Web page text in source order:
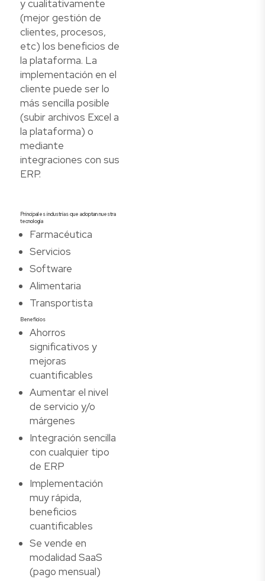
y cualitativamente
(mejor gestión de
clientes, procesos,
etc) los beneficios de
la plataforma. La
implementación en el
cliente puede ser lo
más sencilla posible
(subir archivos Excel a
la plataforma) o
mediante
integraciones con sus
ERP.
Principales industrias que adoptan nuestra
tecnología
Farmacéutica
Servicios
Software
Alimentaria
Transportista
Beneficios
Ahorros
significativos y
mejoras
cuantificables
Aumentar el nivel
de servicio y/o
márgenes
Integración sencilla
con cualquier tipo
de ERP
Implementación
muy rápida,
beneficios
cuantificables
Se vende en
modalidad SaaS
(pago mensual)